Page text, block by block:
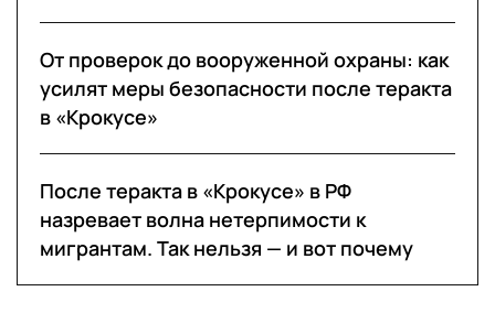
От проверок до вооруженной охраны: как
усилят меры безопасности после теракта
в «Крокусе»
После теракта в «Крокусе» в РФ
назревает волна нетерпимости к
мигрантам. Так нельзя — и вот почему